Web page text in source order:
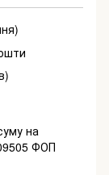
на
ФОП